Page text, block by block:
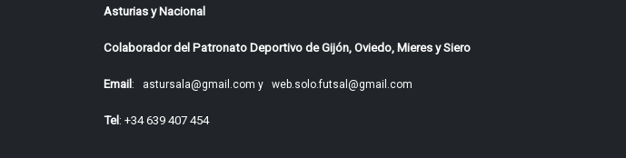
Asturias y Nacional
Colaborador del Patronato Deportivo de Gijón, Oviedo, Mieres y Siero
Email: astursala@gmail.com y web.solo.futsal@gmail.com
Tel: +34 639 407 454